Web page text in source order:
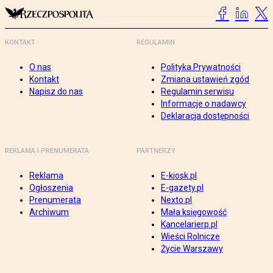
KONTAKT
O nas
Kontakt
Napisz do nas
REGULAMIN
Polityka Prywatności
Zmiana ustawień zgód
Regulamin serwisu
Informacje o nadawcy
Deklaracja dostępności
REKLAMA I PRENUMERATA
Reklama
Ogłoszenia
Prenumerata
Archiwum
PARTNERZY
E-kiosk.pl
E-gazety.pl
Nexto.pl
Mała księgowość
Kancelarierp.pl
Wieści Rolnicze
Życie Warszawy